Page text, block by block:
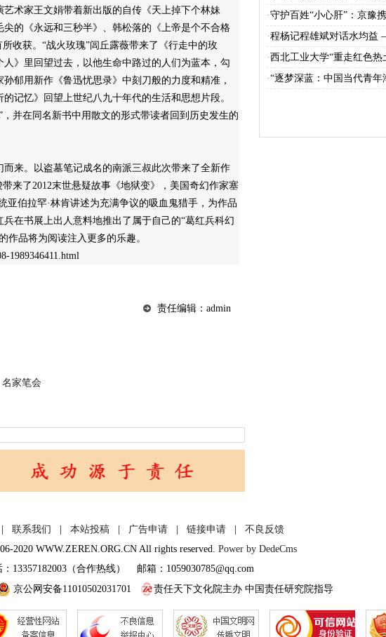
家王文娟带着新出版的自传《天上掉下个林妹
的《永远和三秒半》、韩松落的《上帝是个不合格
收获。“战火玫瑰”闾丘露薇带来了《行走中的玫
》里回望过去，以他生命中路过的人们为蓝本，勾
郁用新作《鲁迅忧思录》中刻刀般的力度和精准，
记忆》回望上世纪八九十年代的生活和思想片段。
并在同名新书中用散文的形式带读者回到历史发生的
来。以盗墓笔记成名的南派三叔此次带来了全新作
来了2012末世悬疑故事《地狱变》，美国奇幻作家塞
亚伯拉罕·林肯讲述为充满争议的吸血鬼猎手，为作品
在书展上出人意料地推出了属于自己的“葛红兵科幻
品将为阅读注入更多的乐趣。
1989346411.html
责任编辑：admin
名家笔会
·守护百姓“小心肝”：京豫
·程杨记程雄斌对话水均
·西北工业大学“重走红色热
·“逐梦深蓝：中国当代青年
联系我们 本站投稿| 广告申请| 链接申请| 不良反馈
2020 WWW.ZEREN.ORG.CN All rights reserved. Power by DedeCms
：13357182003（合作热线） 邮箱：1059030785@qq.com
京公网安备11010502031701 责任天下文化院主办 中国责任研究院指导